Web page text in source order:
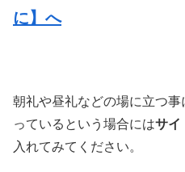
に】へ
朝礼や昼礼などの場に立つ
っているという場合にはサイ
入れてみてください。